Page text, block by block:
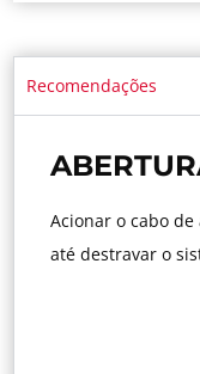
Recomendações
Acionar o cabo
até destravar o